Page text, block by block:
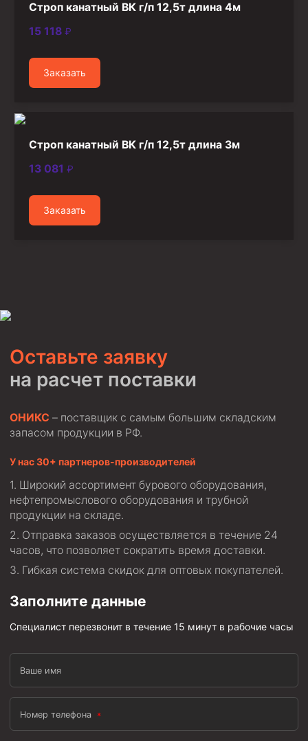
Строп канатный ВК г/п 12,5т длина 4м
15 118 ₽
Заказать
Строп канатный ВК г/п 12,5т длина 3м
13 081 ₽
Заказать
Оставьте заявку
на расчет поставки
ОНИКС – поставщик с самым большим складским
запасом продукции в РФ.
У нас 30+ партнеров-производителей
Широкий ассортимент бурового оборудования,
нефтепромыслового оборудования и трубной
продукции на складе.
Отправка заказов осуществляется в течение 24
часов, что позволяет сократить время доставки.
Гибкая система скидок для оптовых покупателей.
Заполните данные
Специалист перезвонит в течение 15 минут в рабочие часы
Ваше имя
Номер телефона